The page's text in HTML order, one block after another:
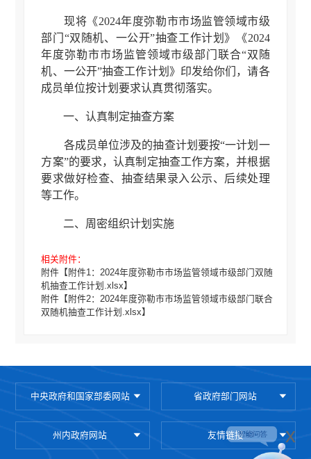
现将《2024年度弥勒市市场监管领域市级
部门“双随机、一公开”抽查工作计划》《2024
年度弥勒市市场监管领域市级部门联合“双随
机、一公开”抽查工作计划》印发给你们，请各
成员单位按计划要求认真贯彻落实。
一、认真制定抽查方案
各成员单位涉及的抽查计划要按“一计划一
方案”的要求，认真制定抽查工作方案，并根据
要求做好检查、抽查结果录入公示、后续处理
等工作。
二、周密组织计划实施
要合理组织实施年度抽查计划，均衡推进
抽查计划进度，对同一市场主体的多个抽查事
项应当尽可能合并进行。严格审核随机抽取的
检查对象，坚决防止重复抽查。年度抽查结果
录入公示等全部工作务必于2024年10月20日前
录入系统并公示。同时，对抽查检查发现的问
题要依据相关法律法规规定，应当责令整改
的，要及时下发责令整改通知书，符合列入经
营异常名录或标记经营异常状态情形的，要及
时列入经营异常名录或标记经营异常状态，不
得以口头教育等代替；发现涉案线索的，要及
相关附件：
附件【附件1：2024年度弥勒市市场监管领域市级部门双随
机抽查工作计划.xlsx】
附件【附件2：2024年度弥勒市市场监管领域市级部门联合
双随机抽查工作计划.xlsx】
中央政府和国家部委网站 省政府部门网站
州内政府网站 友情链接 x